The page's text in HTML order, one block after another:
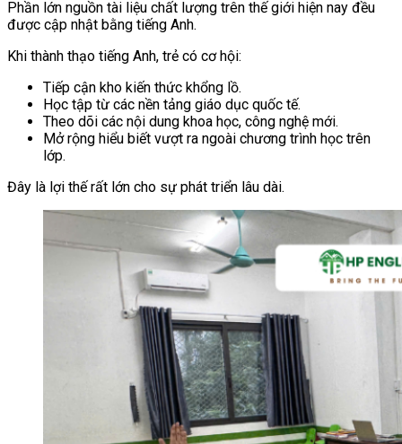
Phần lớn nguồn tài liệu chất lượng trên thế giới hiện nay đều
được cập nhật bằng tiếng Anh.
Khi thành thạo tiếng Anh, trẻ có cơ hội:
Tiếp cận kho kiến thức khổng lồ.
Học tập từ các nền tảng giáo dục quốc tế.
Theo dõi các nội dung khoa học, công nghệ mới.
Mở rộng hiểu biết vượt ra ngoài chương trình học trên
lớp.
Đây là lợi thế rất lớn cho sự phát triển lâu dài.